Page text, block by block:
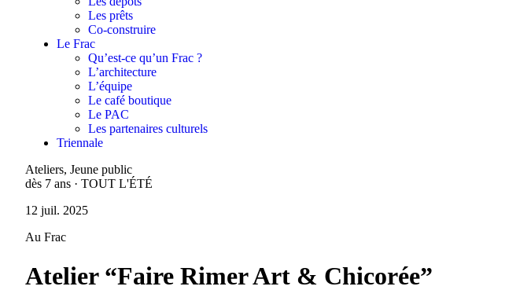
Les prêts
Co-construire
Le Frac
Qu’est-ce qu’un Frac ?
L’architecture
L’équipe
Le café boutique
Le PAC
Les partenaires culturels
Triennale
Ateliers, Jeune public
dès 7 ans · TOUT L'ÉTÉ
12 juil. 2025
Au Frac
Atelier “Faire Rimer Art & Chicorée”